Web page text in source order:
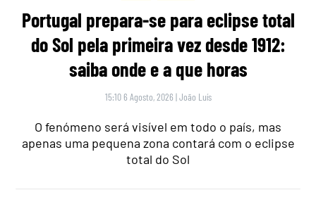
Portugal prepara-se para eclipse total
do Sol pela primeira vez desde 1912:
saiba onde e a que horas
15:10 6 Agosto, 2026 |João Luís
O fenómeno será visível em todo o país, mas
apenas uma pequena zona contará com o eclipse
total do Sol